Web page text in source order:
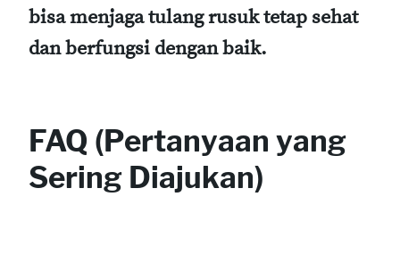
bisa menjaga tulang rusuk tetap sehat
dan berfungsi dengan baik.
FAQ (Pertanyaan yang
Sering Diajukan)